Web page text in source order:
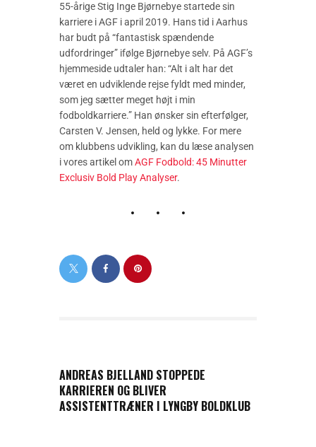
55-årige Stig Inge Bjørnebye startede sin
karriere i AGF i april 2019. Hans tid i Aarhus
har budt på “fantastisk spændende
udfordringer” ifølge Bjørnebye selv. På AGF’s
hjemmeside udtaler han: “Alt i alt har det
været en udviklende rejse fyldt med minder,
som jeg sætter meget højt i min
fodboldkarriere.” Han ønsker sin efterfølger,
Carsten V. Jensen, held og lykke. For mere
om klubbens udvikling, kan du læse analysen
i vores artikel omAGF Fodbold: 45 Minutter
Exclusiv Bold Play Analyser.
ANDREAS BJELLAND STOPPEDE
KARRIEREN OG BLIVER
ASSISTENTTRÆNER I LYNGBY BOLDKLUB